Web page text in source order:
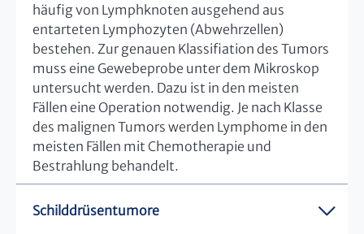
häufig von Lymphknoten ausgehend aus
entarteten Lymphozyten (Abwehrzellen)
bestehen. Zur genauen Klassifiation des Tumors
muss eine Gewebeprobe unter dem Mikroskop
untersucht werden. Dazu ist in den meisten
Fällen eine Operation notwendig. Je nach Klasse
des malignen Tumors werden Lymphome in den
meisten Fällen mit Chemotherapie und
Bestrahlung behandelt.
Schilddrüsentumore